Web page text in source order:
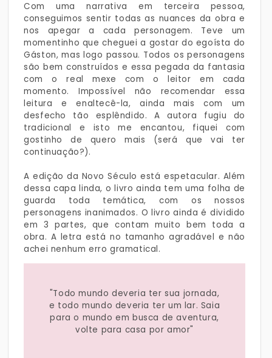
Com uma narrativa em terceira pessoa,
conseguimos sentir todas as nuances da obra e
nos apegar a cada personagem. Teve um
momentinho que cheguei a gostar do egoísta do
Gáston, mas logo passou. Todos os personagens
são bem construídos e essa pegada da fantasia
com o real mexe com o leitor em cada
momento. Impossível não recomendar essa
leitura e enaltecê-la, ainda mais com um
desfecho tão esplêndido. A autora fugiu do
tradicional e isto me encantou, fiquei com
gostinho de quero mais (será que vai ter
continuação?).
A edição da Novo Século está espetacular. Além
dessa capa linda, o livro ainda tem uma folha de
guarda toda temática, com os nossos
personagens inanimados. O livro ainda é dividido
em 3 partes, que contam muito bem toda a
obra. A letra está no tamanho agradável e não
achei nenhum erro gramatical.
"Todo mundo deveria ter sua jornada,
e todo mundo deveria ter um lar. Saia
para o mundo em busca de aventura,
volte para casa por amor"